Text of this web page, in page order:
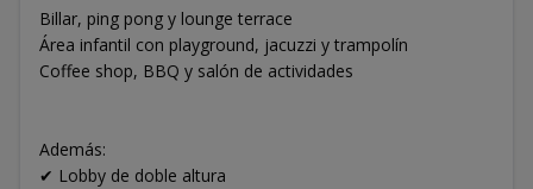
Billar, ping pong y lounge terrace
Área infantil con playground, jacuzzi y trampolín
Coffee shop, BBQ y salón de actividades
Además:
✔ Lobby de doble altura